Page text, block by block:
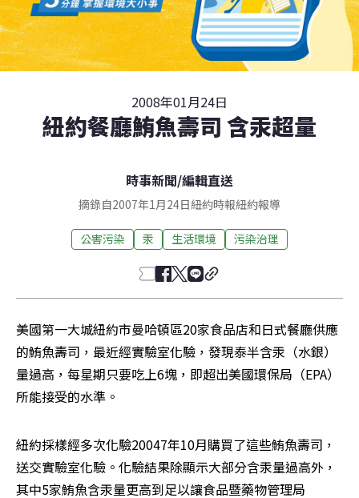
2008年01月24日
紐約餐廳鮪魚壽司 含汞超量
時事新聞/編輯直送
摘錄自2007年1月24日紐約時報紐約報導
公害污染 汞 生活環境 污染治理
美國第一大城紐約市曼哈頓區20家食品店和日式餐廳供應
的鮪魚壽司，最近經實驗室化驗，發現泰半含汞（水銀）
量過高，每星期只要吃上6塊，即超出美國環保局（EPA）
所能接受的水準。
紐約採樣經多次化驗20047年10月購買了這些鮪魚壽司，
送交實驗室化驗。化驗結果除顯示大部分含汞量過高外，
其中5家鮪魚含汞量更高到足以讓食品暨藥物管理局